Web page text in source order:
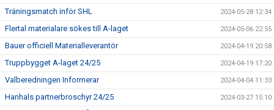
Träningsmatch inför SHL 2024-05-28 12:34
Flertal materialare sökes till A-laget 2024-05-06 22:55
Bauer officiell Materialleverantör 2024-04-19 20:58
Truppbygget A-laget 24/25 2024-04-19 17:20
Valberedningen Informerar 2024-04-04 11:33
Hanhals partnerbroschyr 24/25 2024-03-27 15:10